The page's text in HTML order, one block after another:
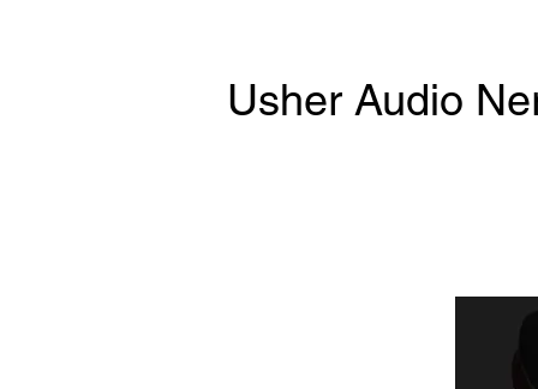
Usher Audio